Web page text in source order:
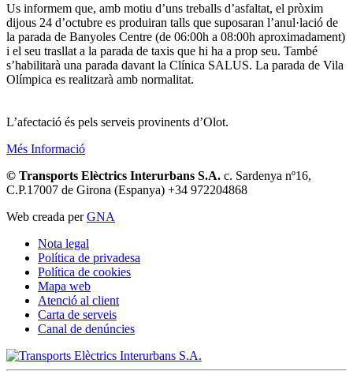
Us informem que, amb motiu d’uns treballs d’asfaltat, el pròxim
dijous 24 d’octubre es produiran talls que suposaran l’anul·lació de
la parada de Banyoles Centre (de 06:00h a 08:00h aproximadament)
i el seu trasllat a la parada de taxis que hi ha a prop seu. També
s’habilitarà una parada davant la Clínica SALUS. La parada de Vila
Olímpica es realitzarà amb normalitat.
L’afectació és pels serveis provinents d’Olot.
Més Informació
© Transports Elèctrics Interurbans S.A. c. Sardenya nº16,
C.P.17007 de Girona (Espanya) +34 972204868
Web creada perGNA
Nota legal
Política de privadesa
Política de cookies
Mapa web
Atenció al client
Carta de serveis
Canal de denúncies